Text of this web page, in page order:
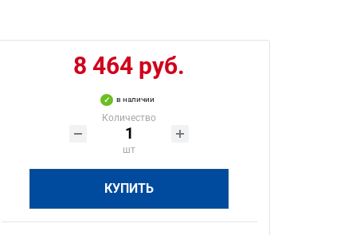
8 464 руб.
в наличии
Количество
шт
КУПИТЬ